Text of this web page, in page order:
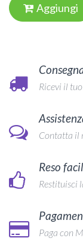
Aggiungi
Ricevi il
Contatta il
Reso
Restituisci
Paga con